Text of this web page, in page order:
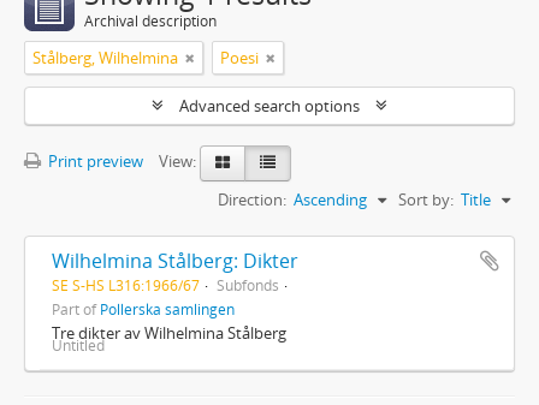
Archival description
Stålberg, Wilhelmina Poesi
Advanced search options
Print preview
View:
Sort by: Title
Direction: Ascending
Wilhelmina Stålberg: Dikter
SE S-HS L316:1966/67
Subfonds
Part ofPollerska samlingen
Tre dikter av Wilhelmina Stålberg
Untitled